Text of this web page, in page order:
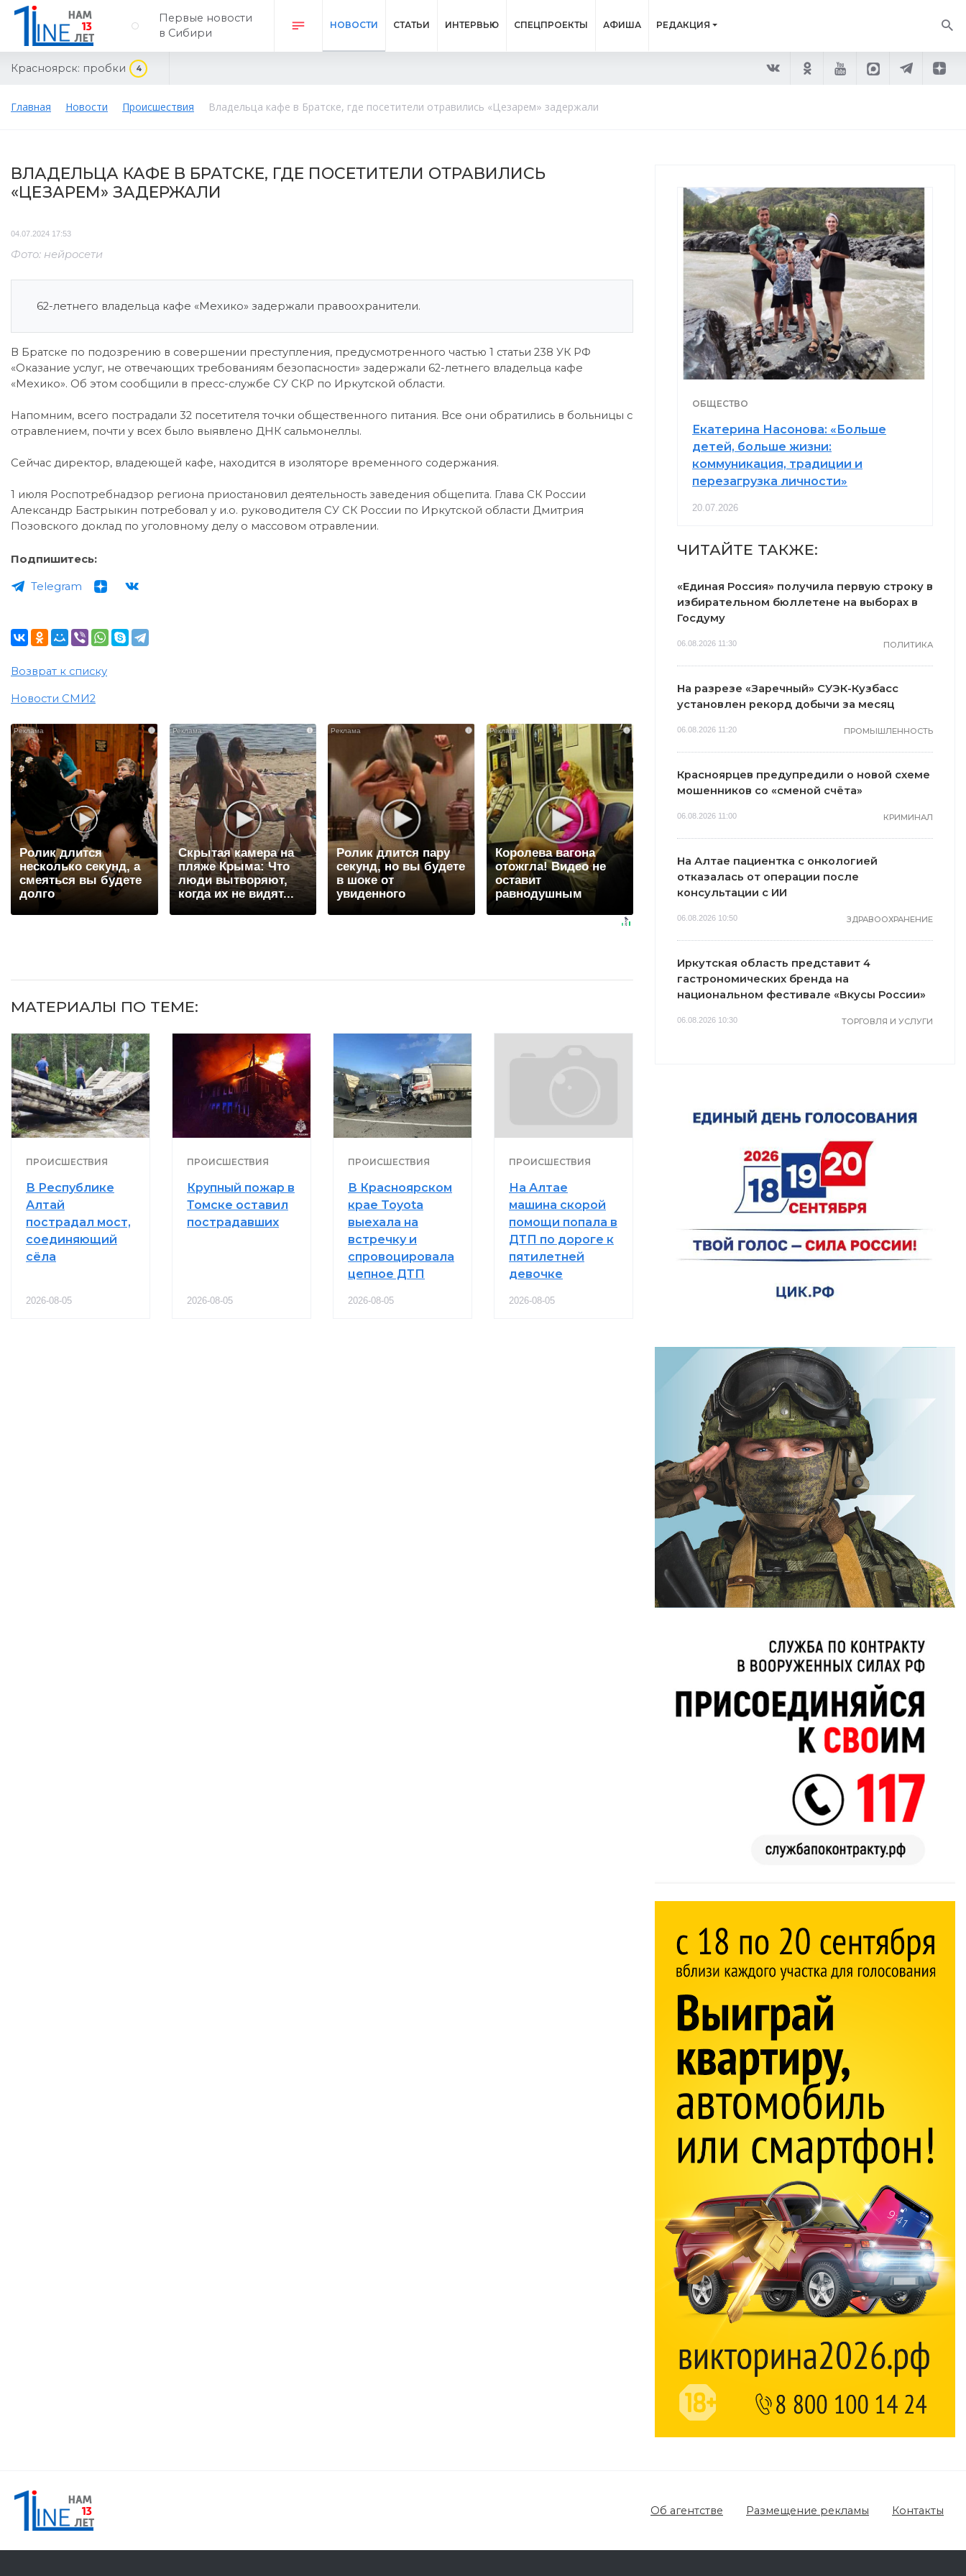
Первые новости
в Сибири
НОВОСТИ СТАТЬИ ИНТЕРВЬЮ СПЕЦПРОЕКТЫ АФИША РЕДАКЦИЯ
Красноярск: пробки 4
Главная Новости Происшествия Владельца кафе в Братске, где посетители отравились «Цезарем» задержали
ВЛАДЕЛЬЦА КАФЕ В БРАТСКЕ, ГДЕ ПОСЕТИТЕЛИ ОТРАВИЛИСЬ
«ЦЕЗАРЕМ» ЗАДЕРЖАЛИ
04.07.2024 17:53
Фото: нейросети
62-летнего владельца кафе «Мехико» задержали правоохранители.
В Братске по подозрению в совершении преступления, предусмотренного частью 1 статьи 238 УК РФ
«Оказание услуг, не отвечающих требованиям безопасности» задержали 62-летнего владельца кафе
«Мехико». Об этом сообщили в пресс-службе СУ СКР по Иркутской области.
Напомним, всего пострадали 32 посетителя точки общественного питания. Все они обратились в больницы с
отравлением, почти у всех было выявлено ДНК сальмонеллы.
Сейчас директор, владеющей кафе, находится в изоляторе временного содержания.
1 июля Роспотребнадзор региона приостановил деятельность заведения общепита. Глава СК России
Александр Бастрыкин потребовал у и.о. руководителя СУ СК России по Иркутской области Дмитрия
Позовского доклад по уголовному делу о массовом отравлении.
Подпишитесь:
Telegram
Возврат к списку
Новости СМИ2
i
Ролик длится
несколько секунд, а
смеяться вы будете
долго
i
Скрытая камера на
пляже Крыма: Что
люди вытворяют,
когда их не видят...
i
Ролик длится пару
секунд, но вы будете
в шоке от
увиденного
i
Королева вагона
отожгла! Видео не
оставит
равнодушным
МАТЕРИАЛЫ ПО ТЕМЕ:
ПРОИСШЕСТВИЯ
В Республике
Алтай
пострадал мост,
соединяющий
сёла
2026-08-05
ПРОИСШЕСТВИЯ
Крупный пожар в
Томске оставил
пострадавших
2026-08-05
ПРОИСШЕСТВИЯ
В Красноярском
крае Toyota
выехала на
встречку и
спровоцировала
цепное ДТП
2026-08-05
ПРОИСШЕСТВИЯ
На Алтае
машина скорой
помощи попала в
ДТП по дороге к
пятилетней
девочке
2026-08-05
ОБЩЕСТВО
Екатерина Насонова: «Больше
детей, больше жизни:
коммуникация, традиции и
перезагрузка личности»
20.07.2026
ЧИТАЙТЕ ТАКЖЕ:
«Единая Россия» получила первую строку в
избирательном бюллетене на выборах в
Госдуму
06.08.2026 11:30 ПОЛИТИКА
На разрезе «Заречный» СУЭК-Кузбасс
установлен рекорд добычи за месяц
06.08.2026 11:20 ПРОМЫШЛЕННОСТЬ
Красноярцев предупредили о новой схеме
мошенников со «сменой счёта»
06.08.2026 11:00 КРИМИНАЛ
На Алтае пациентка с онкологией
отказалась от операции после
консультации с ИИ
06.08.2026 10:50 ЗДРАВООХРАНЕНИЕ
Иркутская область представит 4
гастрономических бренда на
национальном фестивале «Вкусы России»
06.08.2026 10:30 ТОРГОВЛЯ И УСЛУГИ
Об агентстве Размещение рекламы Контакты